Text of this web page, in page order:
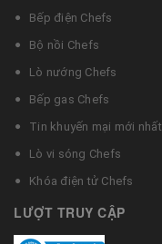
Bếp điện Chefs
Bộ nồi Chefs
Lò nướng Chefs
Bếp gas Chefs
Tin khuyến mại mới nhất
Lò vi sóng Chefs
Khóa điện tử Chefs
LƯỢT TRUY CẬP